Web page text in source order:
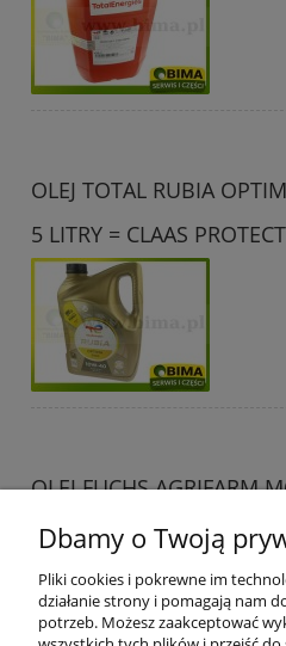
OLEJ TOTAL RUBIA
5 LITRY = CLAAS PROTECT
OLEJ FUCHS AGRIFARM
Dbamy o Twoją
Pliki cookies i pokrewne im
działanie strony i pomagają nam
potrzeb. Możesz zaakceptować